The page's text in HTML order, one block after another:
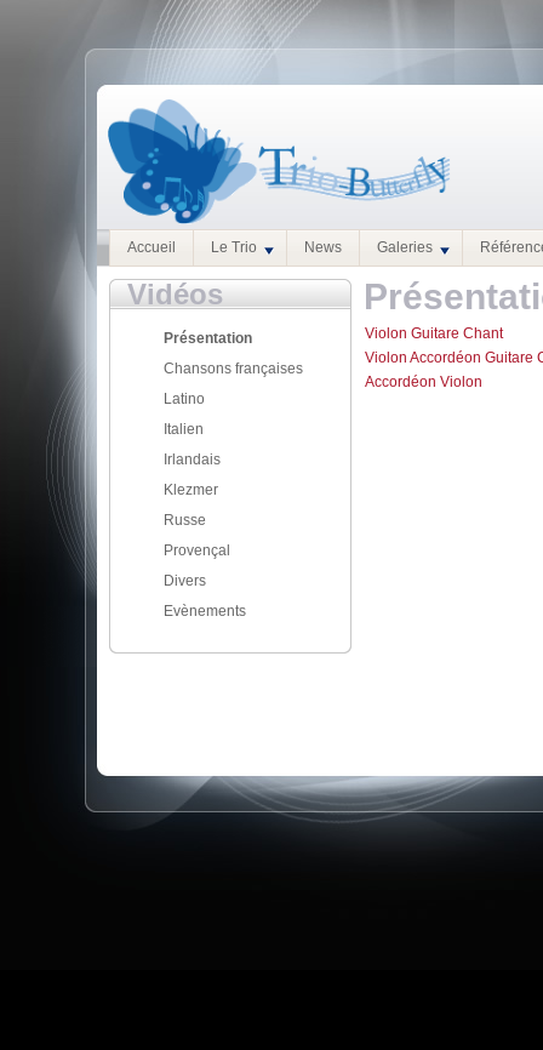
Accueil Le Trio News Galeries
Vidéos
Présentation
Chansons françaises
Latino
Italien
Irlandais
Klezmer
Russe
Provençal
Divers
Evènements
Violon Guitare Chant
Violon Accordéon Guitare
Accordéon Violon